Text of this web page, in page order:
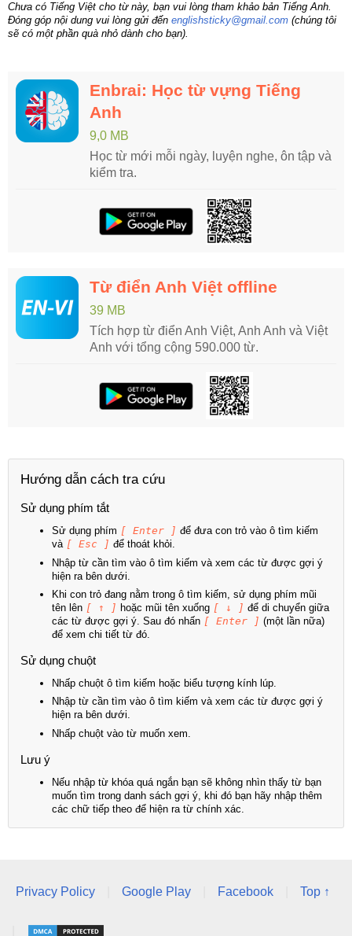
Chưa có Tiếng Việt cho từ này, bạn vui lòng tham khảo bản Tiếng Anh.
Đóng góp nội dung vui lòng gửi đến englishsticky@gmail.com (chúng tôi
sẽ có một phần quà nhỏ dành cho bạn).
Enbrai: Học từ vựng Tiếng
Anh
9,0 MB
Học từ mới mỗi ngày, luyện nghe, ôn tập và
kiểm tra.
Từ điển Anh Việt offline
39 MB
Tích hợp từ điển Anh Việt, Anh Anh và Việt
Anh với tổng cộng 590.000 từ.
Hướng dẫn cách tra cứu
Sử dụng phím tắt
Sử dụng phím [ Enter ] để đưa con trỏ vào ô tìm kiếm
và [ Esc ] để thoát khỏi.
Nhập từ cần tìm vào ô tìm kiếm và xem các từ được gợi ý
hiện ra bên dưới.
Khi con trỏ đang nằm trong ô tìm kiếm, sử dụng phím mũi
tên lên [ ↑ ] hoặc mũi tên xuống [ ↓ ] để di chuyển giữa
các từ được gợi ý. Sau đó nhấn [ Enter ] (một lần nữa)
để xem chi tiết từ đó.
Sử dụng chuột
Nhấp chuột ô tìm kiếm hoặc biểu tượng kính lúp.
Nhập từ cần tìm vào ô tìm kiếm và xem các từ được gợi ý
hiện ra bên dưới.
Nhấp chuột vào từ muốn xem.
Lưu ý
Nếu nhập từ khóa quá ngắn bạn sẽ không nhìn thấy từ bạn
muốn tìm trong danh sách gợi ý, khi đó bạn hãy nhập thêm
các chữ tiếp theo để hiện ra từ chính xác.
Privacy Policy Google Play Facebook Top ↑